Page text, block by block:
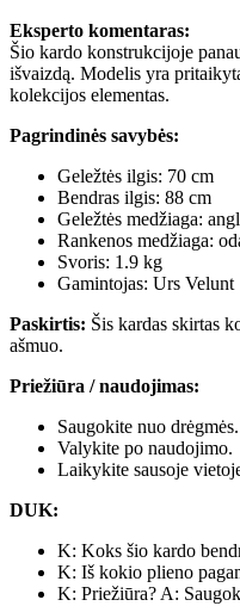
Eksperto komentaras:
Šio kardo konstrukcijoje
išvaizdą. Modelis yra
kolekcijos elementas.
Pagrindinės savybės:
Geležtės ilgis: 70 cm
Bendras ilgis: 88 cm
Geležtės medžiaga:
Rankenos medžiaga:
Svoris: 1.9 kg
Gamintojas: Urs Velunt
Paskirtis: Šis kardas skirtas
ašmuo.
Priežiūra / naudojimas:
Saugokite nuo drėgmės.
Valykite po naudojimo.
Laikykite sausoje
DUK:
K: Koks šio kardo
K: Iš kokio plieno
K: Priežiūra? A: